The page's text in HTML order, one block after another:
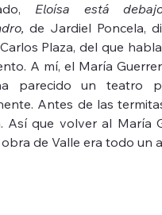
Eloísa está
de Jardiel Poncela,
Plaza, del que
A mí, el María
parecido un teatro
Antes de las
Así que volver al María
de Valle era todo un